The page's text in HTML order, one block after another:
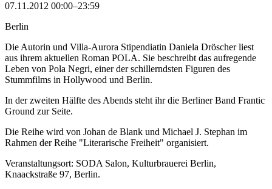
07.11.2012 00:00–23:59
Berlin
Die Autorin und Villa-Aurora Stipendiatin Daniela Dröscher liest
aus ihrem aktuellen Roman POLA. Sie beschreibt das aufregende
Leben von Pola Negri, einer der schillerndsten Figuren des
Stummfilms in Hollywood und Berlin.
In der zweiten Hälfte des Abends steht ihr die Berliner Band Frantic
Ground zur Seite.
Die Reihe wird von Johan de Blank und Michael J. Stephan im
Rahmen der Reihe "Literarische Freiheit" organisiert.
Veranstaltungsort: SODA Salon, Kulturbrauerei Berlin,
Knaackstraße 97, Berlin.